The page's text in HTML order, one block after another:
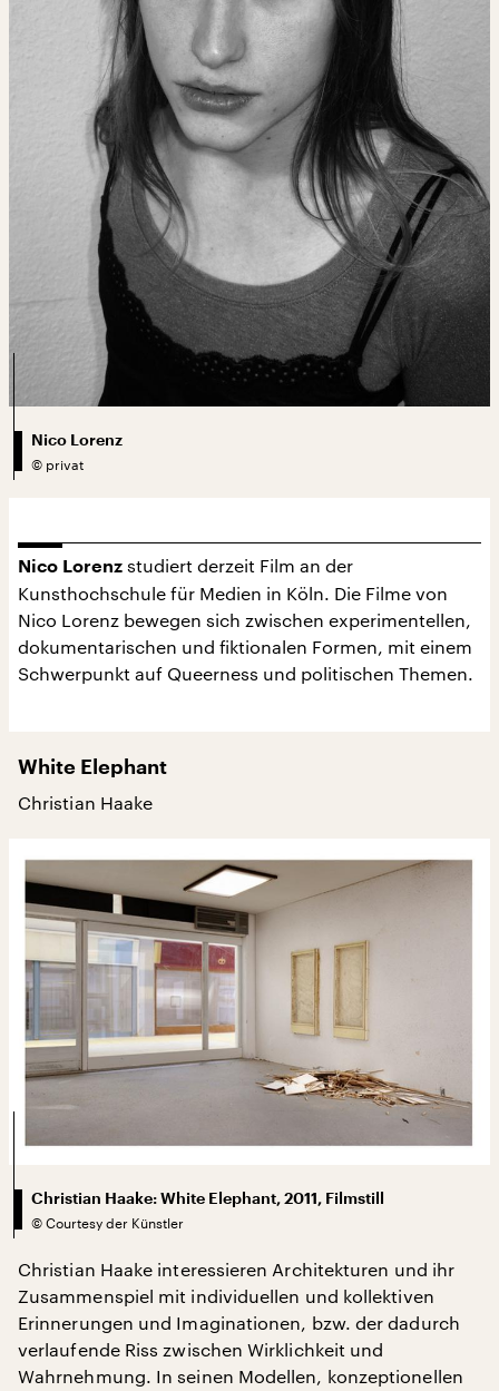
Nico Lorenz
© privat
Nico Lorenz studiert derzeit Film an der
Kunsthochschule für Medien in Köln. Die Filme von
Nico Lorenz bewegen sich zwischen experimentellen,
dokumentarischen und fiktionalen Formen, mit einem
Schwerpunkt auf Queerness und politischen Themen.
White Elephant
Christian Haake
Christian Haake: White Elephant, 2011, Filmstill
© Courtesy der Künstler
Christian Haake interessieren Architekturen und ihr
Zusammenspiel mit individuellen und kollektiven
Erinnerungen und Imaginationen, bzw. der dadurch
verlaufende Riss zwischen Wirklichkeit und
Wahrnehmung. In seinen Modellen, konzeptionellen